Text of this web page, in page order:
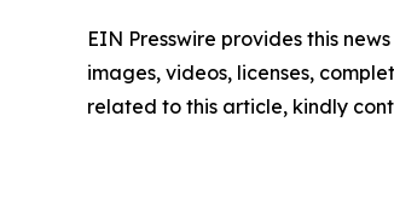
EIN Presswire provides this
images, videos, licenses,
related to this article, kindly